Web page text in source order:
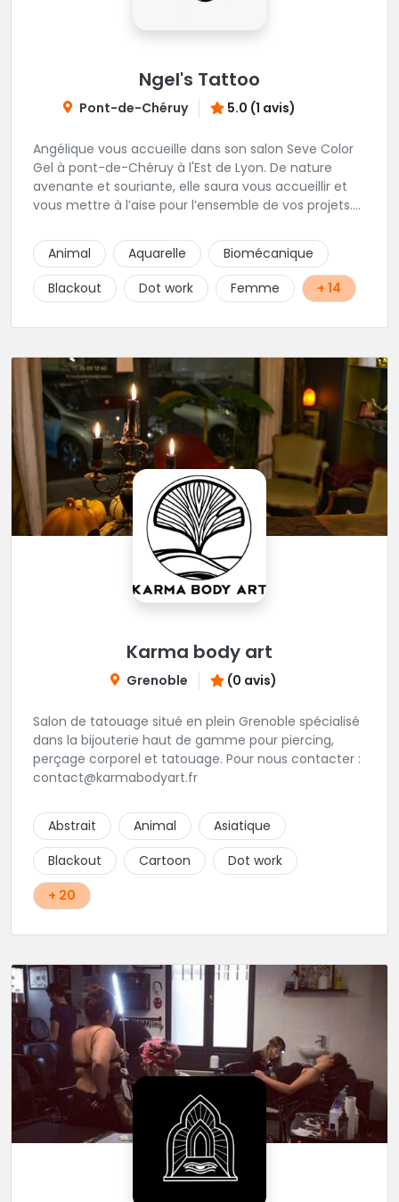
Ngel's Tattoo
Pont-de-Chéruy 5.0 (1 avis)
Angélique vous accueille dans son salon Seve Color
Gel à pont-de-Chéruy à l'Est de Lyon. De nature
avenante et souriante, elle saura vous accueillir et
vous mettre à l’aise pour l’ensemble de vos projets.
tatouages allant des calligraphies, motifs floraux au
réalisme.
Animal Aquarelle
Biomécanique
Blackout
Dot work Femme + 14
Karma body art
Grenoble (0 avis)
Salon de tatouage situé en plein Grenoble spécialisé
dans la bijouterie haut de gamme pour piercing,
perçage corporel et tatouage. Pour nous contacter :
contact@karmabodyart.fr
Abstrait Animal
Asiatique
Blackout
Cartoon
Dot work
+ 20